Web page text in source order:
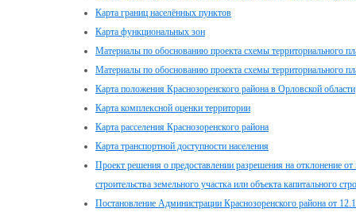
Карта границ населённых пунктов
Карта функциональных зон
Материалы по обоснованию проекта схемы территориального
Материалы по обоснованию проекта схемы территориального
Карта положения Краснозоренского района в Орловской области
Карта комплексной оценки территории
Карта расселения Краснозоренского района
Карта транспортной доступности населения
Проект решения о предоставлении разрешения на отклонение
строительства земельного участка или объекта капитального
Постановление Администрации Краснозоренского района от